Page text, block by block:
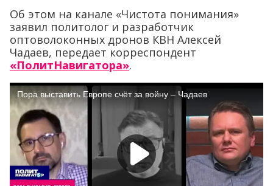
Об этом на канале «Чистота понимания»
заявил политолог и разработчик
оптоволоконных дронов КВН Алексей
Чадаев, передает корреспондент
«ПолитНавигатора».